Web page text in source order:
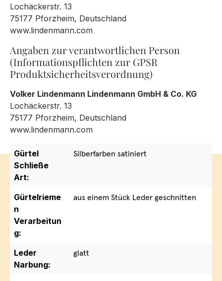
Lochäckerstr. 13
75177 Pforzheim, Deutschland
www.lindenmann.com
Angaben zur verantwortlichen Person
(Informationspflichten zur GPSR
Produktsicherheitsverordnung)
Volker Lindenmann Lindenmann GmbH & Co. KG
Lochäckerstr. 13
75177 Pforzheim, Deutschland
www.lindenmann.com
Gürtel
Schließe
Art:
Silberfarben satiniert
Gürtelrieme
n
Verarbeitun
g:
aus einem Stück Leder geschnitten
Leder
Narbung:
glatt